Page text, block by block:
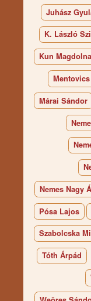
Juhász
K. László
Kun Magdolna
Márai Sándor
Nemes Nagy
Pósa Lajos
Szabolcska
Tóth Árpád